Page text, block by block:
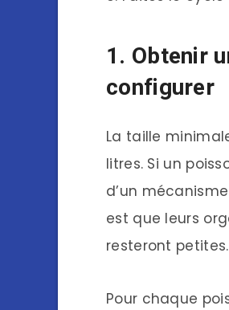
1. Obtenir
configurer
La taille
litres. Si un
d’un
est que leurs
resteront
Pour chaque